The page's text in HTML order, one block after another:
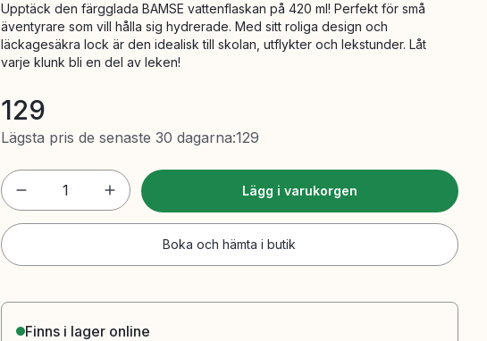
Upptäck den färgglada BAMSE vattenflaskan på 420 ml! Perfekt för små
äventyrare som vill hålla sig hydrerade. Med sitt roliga design och
läckagesäkra lock är den idealisk till skolan, utflykter och lekstunder. Låt
varje klunk bli en del av leken!
129
Lägsta pris de senaste 30 dagarna:129
1 Lägg i varukorgen
Boka och hämta i butik
Finns i lager online